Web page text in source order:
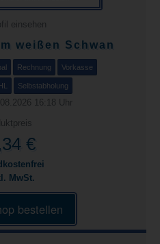
einsehen
weißen Schwan
Rechnung Vorkasse
Selbstabholung
16:18 Uhr
€
MwSt.
bestellen